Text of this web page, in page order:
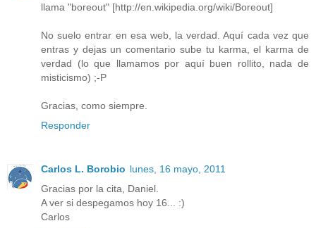
llama "boreout" [http://en.wikipedia.org/wiki/Boreout]
No suelo entrar en esa web, la verdad. Aquí cada vez que
entras y dejas un comentario sube tu karma, el karma de
verdad (lo que llamamos por aquí buen rollito, nada de
misticismo) ;-P
Gracias, como siempre.
Responder
Carlos L. Borobio lunes, 16 mayo, 2011
Gracias por la cita, Daniel.
A ver si despegamos hoy 16... :)
Carlos